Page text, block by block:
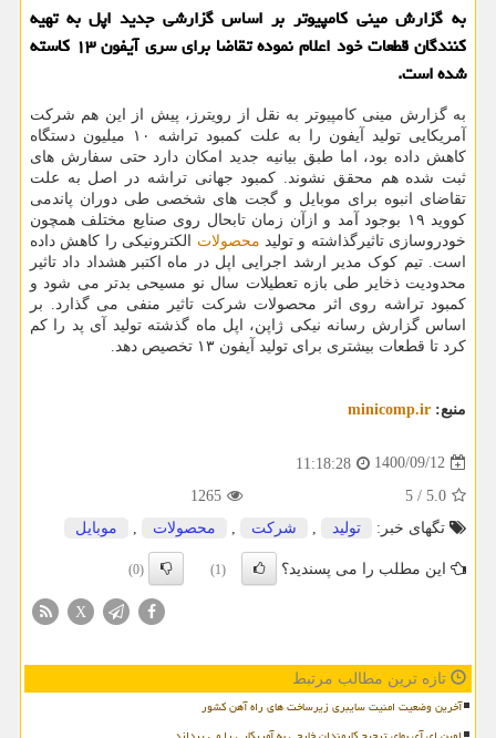
به گزارش مینی کامپیوتر بر اساس گزارشی جدید اپل به تهیه
کنندگان قطعات خود اعلام نموده تقاضا برای سری آیفون ۱۳ کاسته
شده است.
به گزارش مینی کامپیوتر به نقل از رویترز، پیش از این هم شرکت
آمریکایی تولید آیفون را به علت کمبود تراشه ۱۰ میلیون دستگاه
کاهش داده بود، اما طبق بیانیه جدید امکان دارد حتی سفارش های
ثبت شده هم محقق نشوند. کمبود جهانی تراشه در اصل به علت
تقاضای انبوه برای موبایل و گجت های شخصی طی دوران پاندمی
کووید ۱۹ بوجود آمد و ازآن زمان تابحال روی صنایع مختلف همچون
خودروسازی تاثیرگذاشته و تولید محصولات الکترونیکی را کاهش داده
است. تیم کوک مدیر ارشد اجرایی اپل در ماه اکتبر هشداد داد تاثیر
محدودیت ذخایر طی بازه تعطیلات سال نو مسیحی بدتر می شود و
کمبود تراشه روی اثر محصولات شرکت تاثیر منفی می گذارد. بر
اساس گزارش رسانه نیکی ژاپن، اپل ماه گذشته تولید آی پد را کم
کرد تا قطعات بیشتری برای تولید آیفون ۱۳ تخصیص دهد.
منبع: minicomp.ir
1400/09/12
11:18:28
5.0
/
5
1265
تگهای خبر:
تولید , شركت , محصولات , موبایل
این مطلب را می پسندید؟ (1)
(0)
X
تازه ترین مطالب مرتبط
آخرین وضعیت امنیت سایبری زیرساخت های راه آهن کشور